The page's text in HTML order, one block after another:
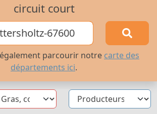
circuit court
parcourir notre carte des
départements ici.